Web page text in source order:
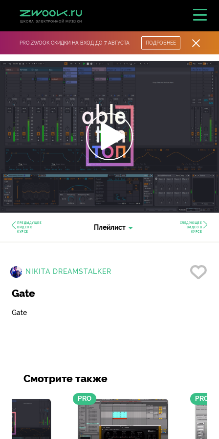
ШКОЛА ЭЛЕКТРОННОЙ МУЗЫКИ
PRO.ZWOOK СКИДКИ НА ВХОД ДО 7 АВГУСТА ПОДРОБНЕЕ
ПРЕДЫДУЩЕЕ
ВИДЕО В
КУРСЕ
Плейлист
СЛЕДУЮЩЕЕ
ВИДЕО В
КУРСЕ
NIKITA DREAMSTALKER
Gate
Gate
Смотрите также
PRO PRO